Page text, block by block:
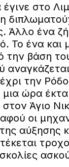
στο
Άλλο ένα
Το ένα
την βάση
την
ώρα
Άγιο
οι
αύξησης